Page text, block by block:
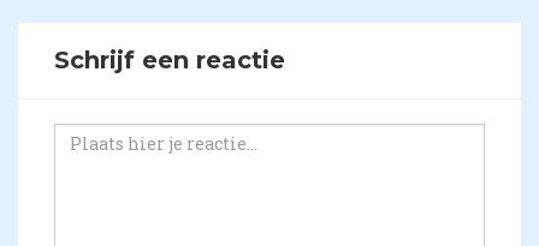
Schrijf een reactie